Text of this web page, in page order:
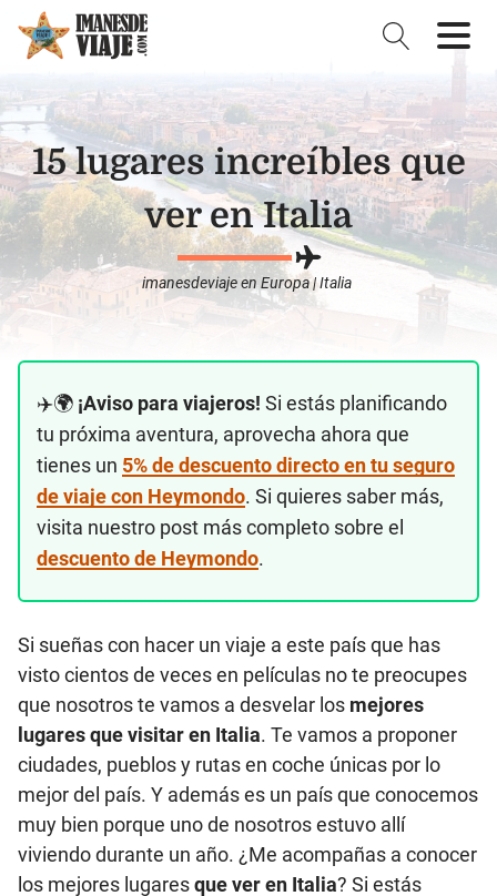
15 lugares increíbles que
ver en Italia
imanesdeviajeen Europa|Italia
✈️🌍 ¡Aviso para viajeros! Si estás planificando
tu próxima aventura, aprovecha ahora que
tienes un 5% de descuento directo en tu seguro
de viaje con Heymondo. Si quieres saber más,
visita nuestro post más completo sobre el
descuento de Heymondo.
Si sueñas con hacer un viaje a este país que has
visto cientos de veces en películas no te preocupes
que nosotros te vamos a desvelar los mejores
lugares que visitar en Italia. Te vamos a proponer
ciudades, pueblos y rutas en coche únicas por lo
mejor del país. Y además es un país que conocemos
muy bien porque uno de nosotros estuvo allí
viviendo durante un año. ¿Me acompañas a conocer
los mejores lugaresque ver en Italia? Si estás